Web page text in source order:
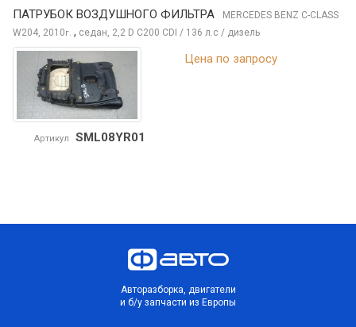
ПАТРУБОК ВОЗДУШНОГО ФИЛЬТРА
MERCEDES BENZ C-CLASS
W204, 2010г. , седан, 2,2 D C200 CDI / 136 л.с / дизель
Артикул SML08YR01
Цена по запросу
Авторазборка, двигатели
и б/у запчасти из Европы